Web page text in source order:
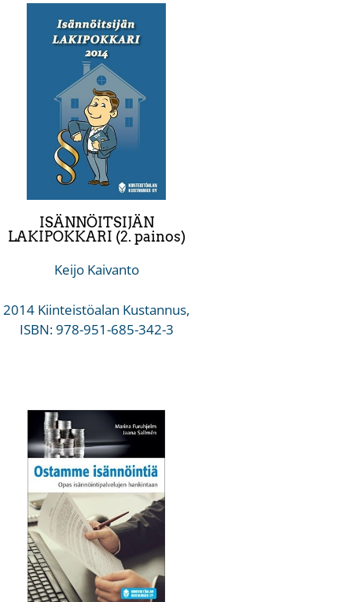
ISÄNNÖITSIJÄN
LAKIPOKKARI (2. painos)
Keijo Kaivanto
2014 Kiinteistöalan Kustannus,
ISBN: 978-951-685-342-3